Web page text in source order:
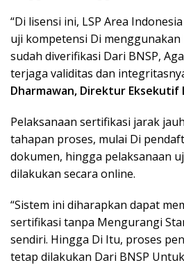
“Di lisensi ini, LSP Area
uji kompetensi Di
sudah diverifikasi Dari BNSP,
terjaga validitas dan
Dharmawan, Direktur Eksekutif
Pelaksanaan sertifikasi jarak
tahapan proses, mulai Di
dokumen, hingga pelaksanaan
dilakukan secara online.
“Sistem ini diharapkan dapat
sertifikasi tanpa Mengurangi
sendiri. Hingga Di Itu, proses
tetap dilakukan Dari BNSP